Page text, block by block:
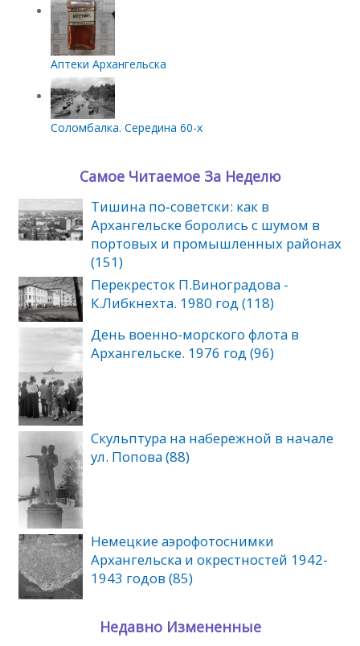
Аптеки Архангельска
Соломбалка. Середина 60-х
Самое Читаемое За Неделю
Тишина по‑советски: как в
Архангельске боролись с шумом в
портовых и промышленных районах
(151)
Перекресток П.Виноградова -
К.Либкнехта. 1980 год (118)
День военно-морского флота в
Архангельске. 1976 год (96)
Скульптура на набережной в начале
ул. Попова (88)
Немецкие аэрофотоснимки
Архангельска и окрестностей 1942-
1943 годов (85)
Недавно Измененные